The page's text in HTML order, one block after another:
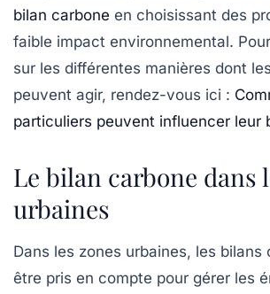
bilan carbone en choisissant des
faible impact environnemental.
sur les différentes manières dont
peuvent agir, rendez-vous ici :
particuliers peuvent influencer leur
Le bilan carbone dans
urbaines
Dans les zones urbaines, les bilans
être pris en compte pour gérer les